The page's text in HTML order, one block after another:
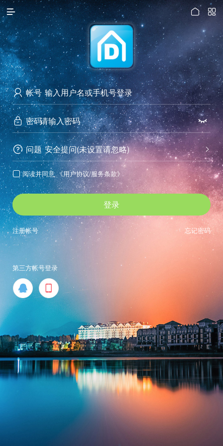

访问电脑版
 

 帐号
 密码 
 问题 
安全提问(未设置请忽略)
 阅读并同意 《用户协议/服务条款》
登录
忘记密码
注册帐号
第三方帐号登录
 